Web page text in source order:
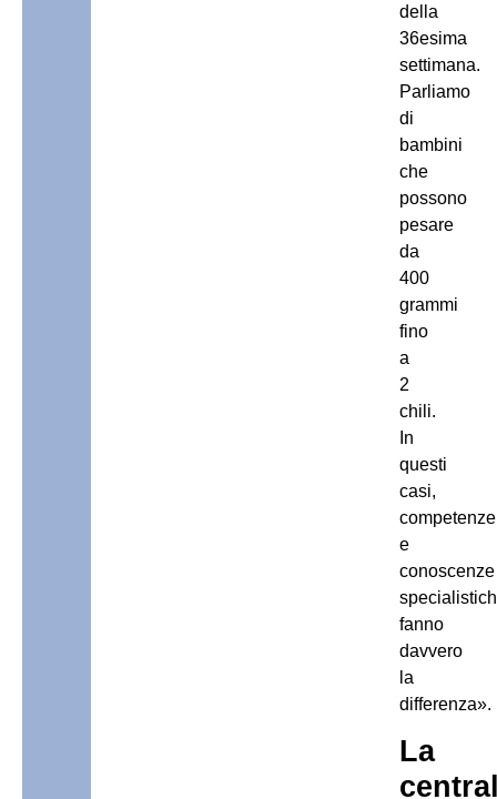
della
36esima
settimana.
Parliamo
di
bambini
che
possono
pesare
da
400
grammi
fino
a
2
chili.
In
questi
casi,
competenze
e
conoscenze
fanno
davvero
la
differenza».
La